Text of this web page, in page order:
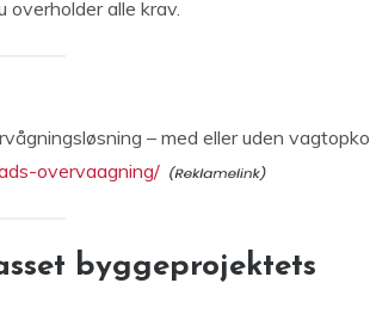
overholder alle krav.
– med eller uden
overvaagning/
byggeprojektets